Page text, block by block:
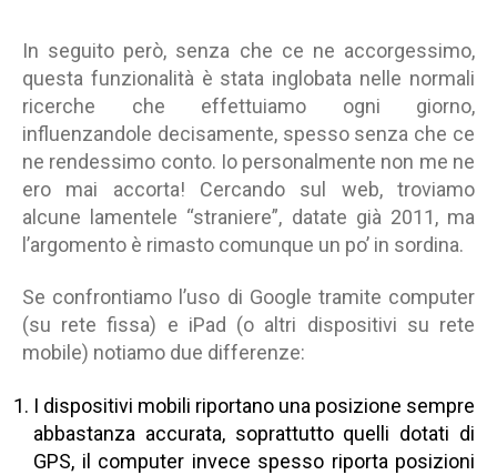
In seguito però, senza che ce ne accorgessimo,
questa funzionalità è stata inglobata nelle normali
ricerche che effettuiamo ogni giorno,
influenzandole decisamente, spesso senza che ce
ne rendessimo conto. Io personalmente non me ne
ero mai accorta! Cercando sul web, troviamo
alcune lamentele “straniere”, datate già 2011, ma
l’argomento è rimasto comunque un po’ in sordina.
Se confrontiamo l’uso di Google tramite computer
(su rete fissa) e iPad (o altri dispositivi su rete
mobile) notiamo due differenze:
I dispositivi mobili riportano una posizione sempre
abbastanza accurata, soprattutto quelli dotati di
GPS, il computer invece spesso riporta posizioni